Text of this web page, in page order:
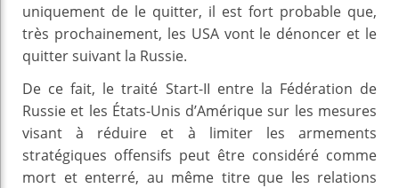
uniquement de le quitter, il est fort probable que,
très prochainement, les USA vont le dénoncer et le
quitter suivant la Russie.
De ce fait, le traité Start-II entre la Fédération de
Russie et les États-Unis d’Amérique sur les mesures
visant à réduire et à limiter les armements
stratégiques offensifs peut être considéré comme
mort et enterré, au même titre que les relations